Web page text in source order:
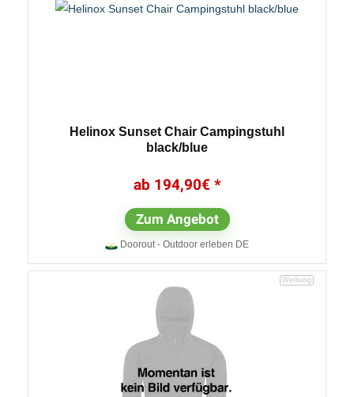
Helinox Sunset Chair Campingstuhl
black/blue
194,90€
Zum Angebot
Doorout - Outdoor erleben DE